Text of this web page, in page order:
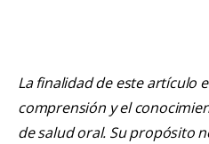
La finalidad de este artículo
comprensión y el
de salud oral. Su propósito